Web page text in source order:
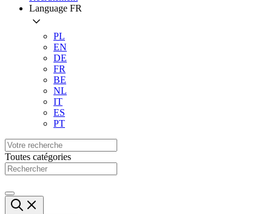
Language FR
PL
EN
DE
FR
BE
NL
IT
ES
PT
Toutes catégories